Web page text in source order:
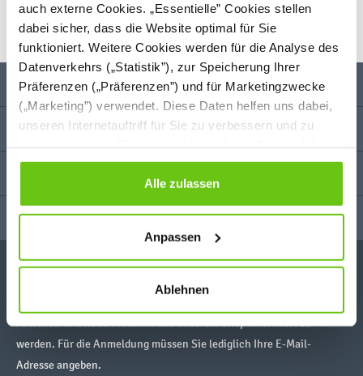
auch externe Cookies. „Essentielle” Cookies stellen
dabei sicher, dass die Website optimal für Sie
funktioniert. Weitere Cookies werden für die Analyse des
Datenverkehrs („Statistik”), zur Speicherung Ihrer
Präferenzen („Präferenzen”) und für Marketingzwecke
(„Marketing”) verwendet. Diese Daten helfen uns dabei,
unseren Internetauftriff für Sie zu verbessern und zu
Cookies Sie erlauben. Verweigern Sie Ihre Zustimmung,
wählen Sie „Alle ablehnen” – in diesem Fall werden nur
Daten verarbeitet, die für den Besuch unserer Website
jederzeit ändern, indem Sie auf die Schaltfläche unten
links klicken. Weitere Informationen zur Datennutzung
Alle zulassen
Anpassen
Ablehnen
Unternehmen
Anregungen
Kontakt
Newsletter abonnieren
Aktionen und neue Produkte aus unserem Shop informiert zu
werden. Für die Anmeldung müssen Sie lediglich Ihre E-Mail-
Adresse angeben.